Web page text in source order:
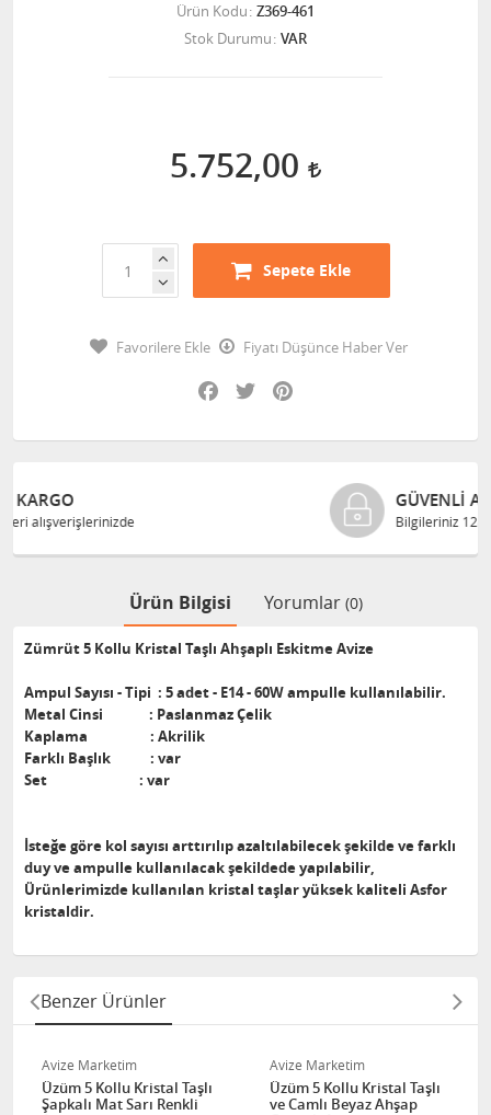
Ürün Kodu Z369-461
Stok Durumu VAR
5.752,00
Sepete Ekle
Favorilere Ekle
Fiyatı Düşünce Haber Ver
Facebook
Twitter
GÜVENLI ALIŞVERIŞ
Bilgileriniz 128 Bit SSL ile güvende
Ürün Bilgisi Yorumlar (0)
Zümrüt 5 Kollu Kristal Taşlı Ahşaplı Eskitme Avize
Ampul Sayısı - Tipi : 5 adet - E14 - 60W ampulle kullanılabilir.
Metal Cinsi : Paslanmaz Çelik
Kaplama : Akrilik
Farklı Başlık : var
Set : var
İsteğe göre kol sayısı arttırılıp azaltılabilecek şekilde ve farklı
duy ve ampulle kullanılacak şekildede yapılabilir,
Ürünlerimizde kullanılan kristal taşlar yüksek kaliteli Asfor
kristaldir.
Benzer Ürünler
Avize Marketim
Üzüm 5 Kollu Kristal Taşlı
Şapkalı Mat Sarı Renkli
Avize Marketim
Üzüm 5 Kollu Kristal Taşlı
ve Camlı Beyaz Ahşap